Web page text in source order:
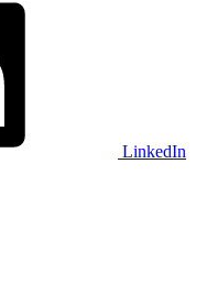
LinkedIn